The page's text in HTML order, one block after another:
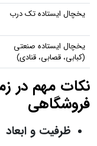
یخچال ایستاده تک‌ درب
یخچال ایستاده صنعتی
(کبابی، قصابی، قنادی)
نکات مهم در
فروشگاهی
ظرفیت و ابعاد